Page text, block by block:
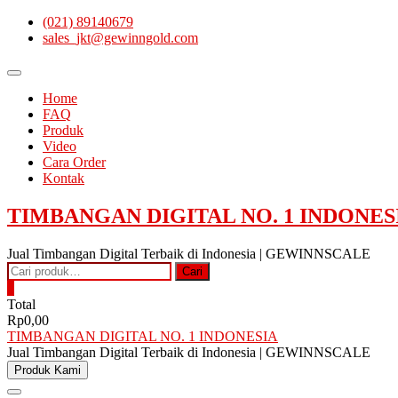
Skip
(021) 89140679
sales_jkt@gewinngold.com
Topbar
Home
FAQ
Produk
Video
Cara Order
Kontak
TIMBANGAN DIGITAL NO. 1
Jual Timbangan Digital Terbaik di Indonesia | GEWINNSCALE
Pencarian
untuk:
Cari
Total
Rp0,00
TIMBANGAN DIGITAL NO. 1 INDONESIA
Jual Timbangan Digital Terbaik di Indonesia | GEWINNSCALE
Produk Kami